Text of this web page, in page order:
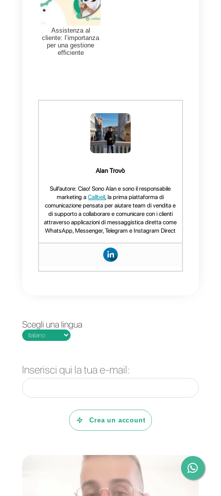
possono essere visualizzati,
anziché semplicemente
descritti
i tempi di risposta.
vendita assicurata
Come spiegato
un’azienda effettua un acquisto
quando ne ha bisogno e quando
le conviene. Ecco perché
una soluzione B2B riesca a
stabilire una relazione in cui